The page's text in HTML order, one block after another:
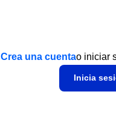
Crea una cuentao iniciar
Inicia